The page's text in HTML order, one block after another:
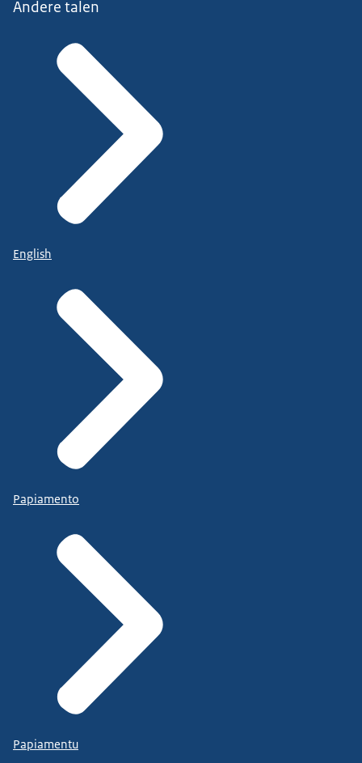
Andere talen
English
Papiamento
Papiamentu